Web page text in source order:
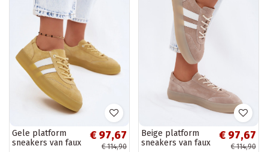
Gele platform
sneakers van faux
€ 97,67
€ 114,90
Beige platform
sneakers van faux
€ 97,67
€ 114,90